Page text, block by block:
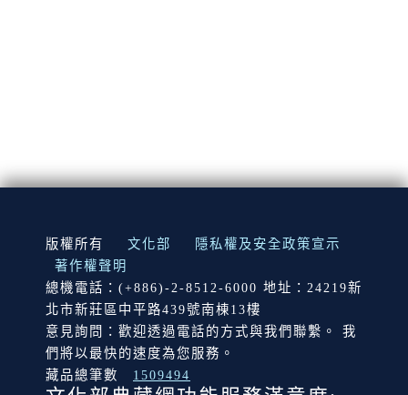
:::
版權所有 文化部
隱私權及安全政策宣示
著作權聲明
總機電話：(+886)-2-8512-6000 地址：24219新
北市新莊區中平路439號南棟13樓
意見詢問：歡迎透過電話的方式與我們聯繫。 我
們將以最快的速度為您服務。
藏品總筆數
1509494